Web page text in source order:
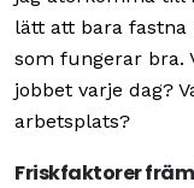
lätt att bara
som fungerar bra.
jobbet varje dag?
arbetsplats?
Friskfaktorer